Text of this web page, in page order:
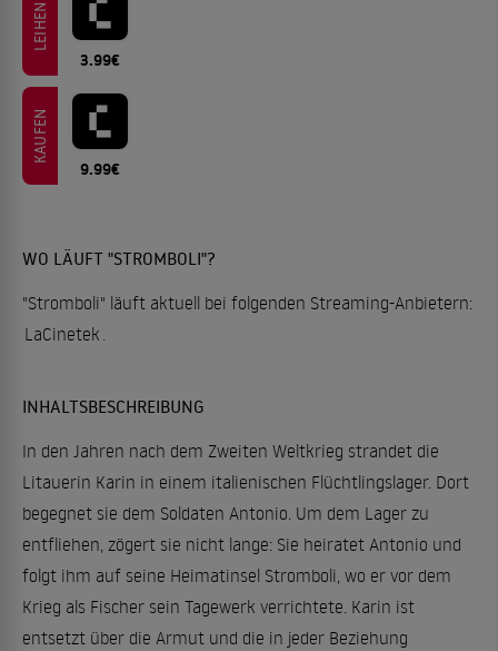
LEIHEN
3.99€
KAUFEN
9.99€
WO LÄUFT "STROMBOLI"?
"Stromboli" läuft aktuell bei folgenden Streaming-Anbietern:
LaCinetek
INHALTSBESCHREIBUNG
In den Jahren nach dem Zweiten Weltkrieg strandet die
Litauerin Karin in einem italienischen Flüchtlingslager. Dort
begegnet sie dem Soldaten Antonio. Um dem Lager zu
entfliehen, zögert sie nicht lange: Sie heiratet Antonio und
folgt ihm auf seine Heimatinsel Stromboli, wo er vor dem
Krieg als Fischer sein Tagewerk verrichtete. Karin ist
entsetzt über die Armut und die in jeder Beziehung